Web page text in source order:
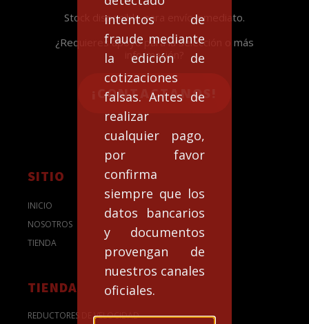
intentos de
fraude mediante
la edición de
cotizaciones
falsas. Antes de
realizar
cualquier pago,
por favor
confirma
siempre que los
datos bancarios
y documentos
provengan de
nuestros canales
oficiales.
Stock disponible para envío inmediato.
¿Requieres apoyo para la selección o más
información?
¡CONTACTANOS!
SITIO
INICIO
NOSOTROS
TIENDA
TIENDA
REDUCTORES DE VELOCIDAD